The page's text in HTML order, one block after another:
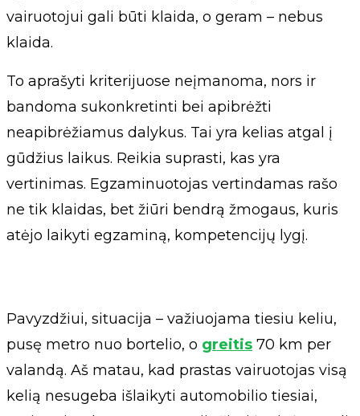
vairuotojui gali būti klaida, o geram – nebus
klaida.
To aprašyti kriterijuose neįmanoma, nors ir
bandoma sukonkretinti bei apibrėžti
neapibrėžiamus dalykus. Tai yra kelias atgal į
gūdžius laikus. Reikia suprasti, kas yra
vertinimas. Egzaminuotojas vertindamas rašo
ne tik klaidas, bet žiūri bendrą žmogaus, kuris
atėjo laikyti egzaminą, kompetencijų lygį.
Pavyzdžiui, situacija – važiuojama tiesiu keliu,
pusę metro nuo bortelio, o greitis 70 km per
valandą. Aš matau, kad prastas vairuotojas visą
kelią nesugeba išlaikyti automobilio tiesiai,